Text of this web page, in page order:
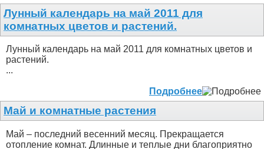
Лунный календарь на май 2011 для
комнатных цветов и растений.
Лунный календарь на май 2011 для комнатных цветов и
растений.
...
Подробнее
Май и комнатные растения
Май – последний весенний месяц. Прекращается
отопление комнат. Длинные и теплые дни благоприятно